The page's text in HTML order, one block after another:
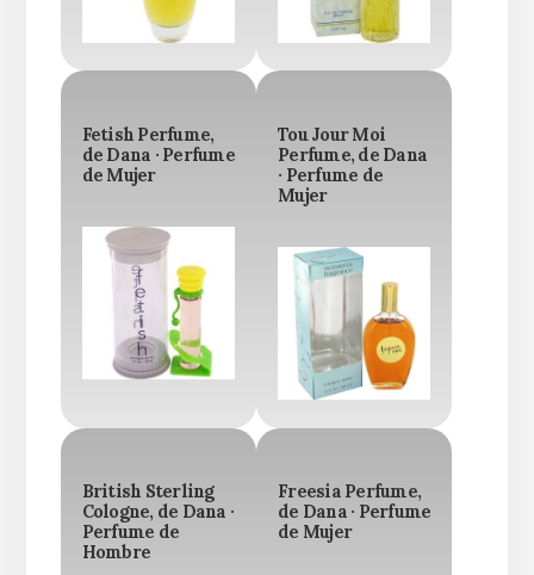
Fetish Perfume,
de Dana · Perfume
de Mujer
Tou Jour Moi
Perfume, de Dana
· Perfume de
Mujer
British Sterling
Cologne, de Dana ·
Perfume de
Hombre
Freesia Perfume,
de Dana · Perfume
de Mujer